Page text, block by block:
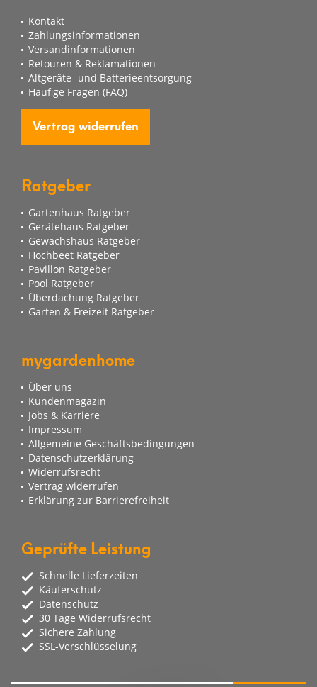
Kontakt
Zahlungsinformationen
Versandinformationen
Retouren & Reklamationen
Altgeräte- und Batterieentsorgung
Häufige Fragen (FAQ)
Vertrag widerrufen
Ratgeber
Gartenhaus Ratgeber
Gerätehaus Ratgeber
Gewächshaus Ratgeber
Hochbeet Ratgeber
Pavillon Ratgeber
Pool Ratgeber
Überdachung Ratgeber
Garten & Freizeit Ratgeber
mygardenhome
Über uns
Kundenmagazin
Jobs & Karriere
Impressum
Allgemeine Geschäftsbedingungen
Datenschutzerklärung
Widerrufsrecht
Vertrag widerrufen
Erklärung zur Barrierefreiheit
Geprüfte Leistung
Schnelle Lieferzeiten
Käuferschutz
Datenschutz
30 Tage Widerrufsrecht
Sichere Zahlung
SSL-Verschlüsselung